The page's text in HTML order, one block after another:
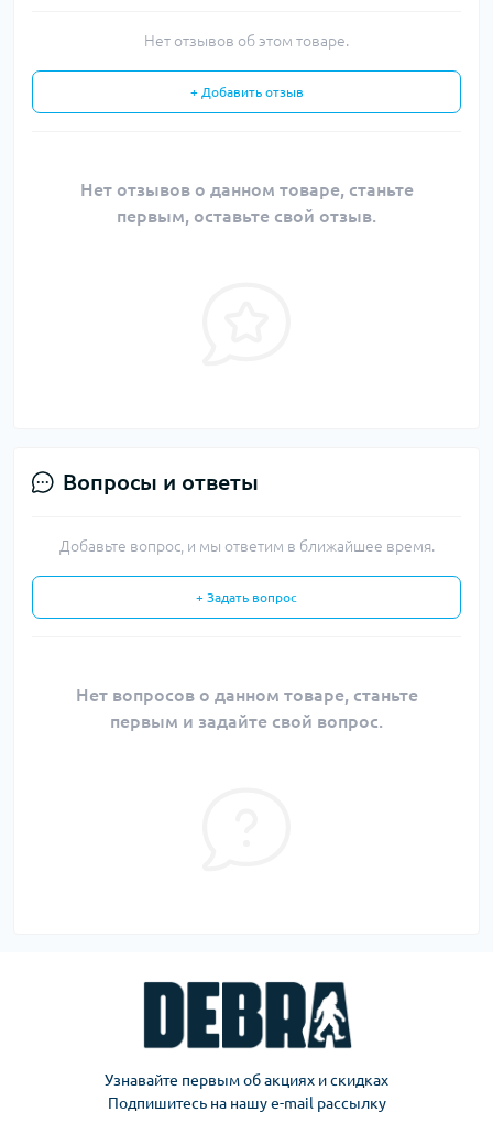
Нет отзывов об этом товаре.
+ Добавить отзыв
Нет отзывов о данном товаре, станьте
первым, оставьте свой отзыв.
Вопросы и ответы
Добавьте вопрос, и мы ответим в ближайшее время.
+ Задать вопрос
Нет вопросов о данном товаре, станьте
первым и задайте свой вопрос.
Узнавайте первым об акциях и скидках
Подпишитесь на нашу e-mail рассылку